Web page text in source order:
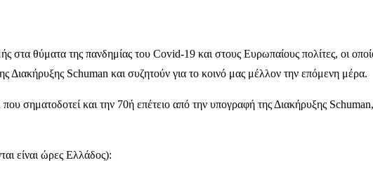
θύματα της πανδημίας του Covid-19 και στους Ευρωπαίους πολίτες, οι
Διακήρυξης Schuman και συζητούν για το κοινό μας μέλλον την επόμενη μέρα.
σηματοδοτεί και την 70ή επέτειο από την υπογραφή της Διακήρυξης
είναι ώρες Ελλάδος):